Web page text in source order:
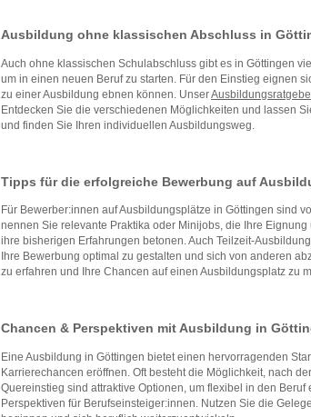
Ausbildung ohne klassischen Abschluss in
Auch ohne klassischen Schulabschluss gibt es in Göttingen
um in einen neuen Beruf zu starten. Für den Einstieg eignen
zu einer Ausbildung ebnen können. Unser
Entdecken Sie die verschiedenen Möglichkeiten und lassen
und finden Sie Ihren individuellen Ausbildungsweg.
Tipps für die erfolgreiche Bewerbung auf
Für Bewerber:innen auf Ausbildungsplätze in Göttingen sind
nennen Sie relevante Praktika oder Minijobs, die Ihre
ihre bisherigen Erfahrungen betonen. Auch Teilzeit-
Ihre Bewerbung optimal zu gestalten und sich von anderen
zu erfahren und Ihre Chancen auf einen Ausbildungsplatz zu
Chancen & Perspektiven mit Ausbildung in
Eine Ausbildung in Göttingen bietet einen hervorragenden
Karrierechancen eröffnen. Oft besteht die Möglichkeit, nach
Quereinstieg sind attraktive Optionen, um flexibel in den
Perspektiven für Berufseinsteiger:innen. Nutzen Sie die